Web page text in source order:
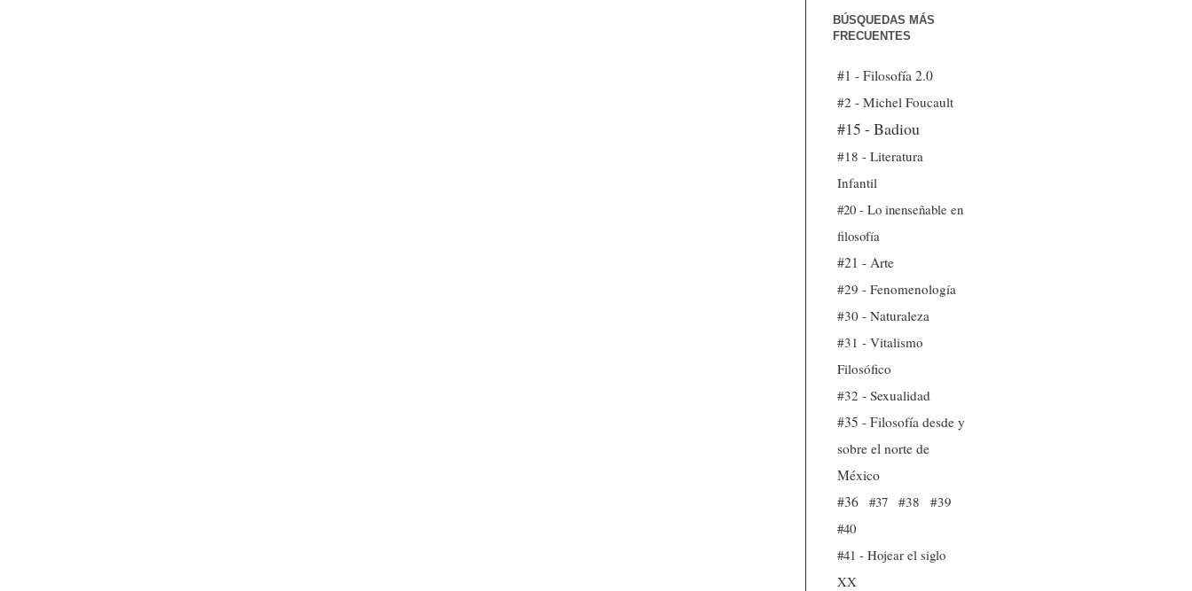
BÚSQUEDAS MÁS
FRECUENTES
#1 - Filosofía 2.0
#2 - Michel Foucault
#15 - Badiou
#18 - Literatura
Infantil
#20 - Lo inenseñable en
filosofía
#21 - Arte
#29 - Fenomenología
#30 - Naturaleza
#31 - Vitalismo
Filosófico
#32 - Sexualidad
#35 - Filosofía desde y
sobre el norte de
México
#36
#37 #38
#39
#40
#41 - Hojear el siglo
XX